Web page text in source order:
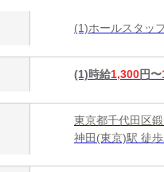
(1)ホールスタ
(1)時給1,300円〜
東京都千代田区
神田(東京)駅 徒